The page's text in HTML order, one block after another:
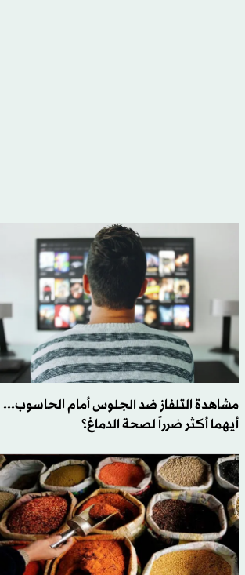
مشاهدة التلفاز ضد الجلوس أمام الحاسوب...
أيهما أكثر ضرراً لصحة الدماغ؟